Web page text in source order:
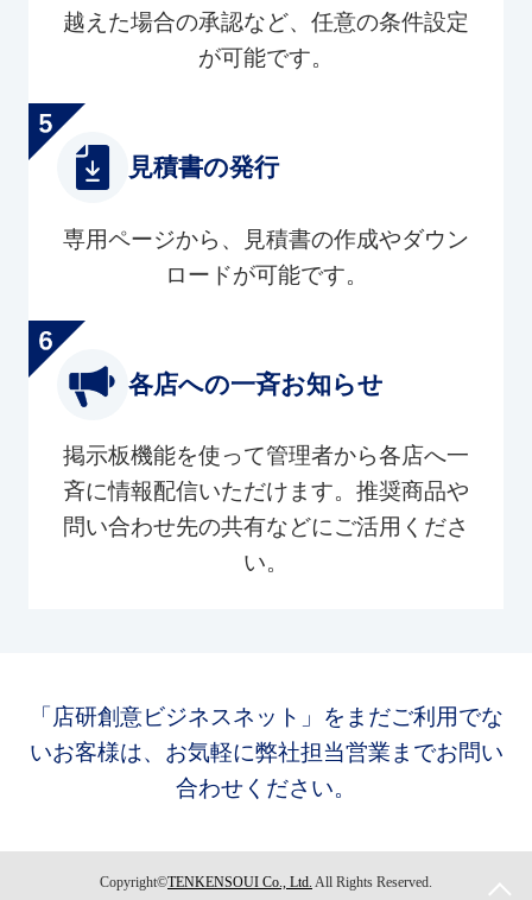
越えた場合の承認など、任意の条件設定
が可能です。
見積書の発行
専用ページから、見積書の作成やダウン
ロードが可能です。
各店への一斉お知らせ
掲示板機能を使って管理者から各店へ一
斉に情報配信いただけます。推奨商品や
問い合わせ先の共有などにご活用くださ
い。
「店研創意ビジネスネット」をまだご利用でな
いお客様は、お気軽に弊社担当営業までお問い
合わせください。
Copyright©TENKENSOUI Co., Ltd. All Rights Reserved.